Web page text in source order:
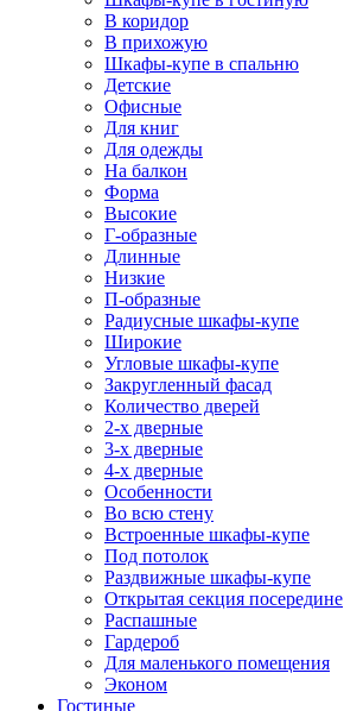
В коридор
В прихожую
Шкафы-купе в спальню
Детские
Офисные
Для книг
Для одежды
На балкон
Форма
Высокие
Г-образные
Длинные
Низкие
П-образные
Радиусные шкафы-купе
Широкие
Угловые шкафы-купе
Закругленный фасад
Количество дверей
2-х дверные
3-х дверные
4-х дверные
Особенности
Во всю стену
Встроенные шкафы-купе
Под потолок
Раздвижные шкафы-купе
Открытая секция посередине
Распашные
Гардероб
Для маленького помещения
Эконом
Гостиные